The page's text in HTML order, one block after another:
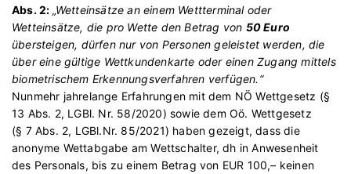
Abs. 2: „Wetteinsätze an einem Wettterminal oder
Wetteinsätze, die pro Wette den Betrag von 50 Euro
übersteigen, dürfen nur von Personen geleistet werden, die
über eine gültige Wettkundenkarte oder einen Zugang mittels
biometrischem Erkennungsverfahren verfügen.“
Nunmehr jahrelange Erfahrungen mit dem NÖ Wettgesetz (§
13 Abs. 2, LGBl. Nr. 58/2020) sowie dem Oö. Wettgesetz
(§ 7 Abs. 2, LGBl.Nr. 85/2021) haben gezeigt, dass die
anonyme Wettabgabe am Wettschalter, dh in Anwesenheit
des Personals, bis zu einem Betrag von EUR 100,– keinen